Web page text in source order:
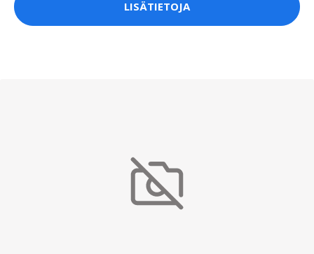
LISÄTIETOJA